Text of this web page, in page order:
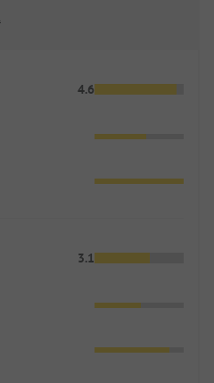
4.6
3.1